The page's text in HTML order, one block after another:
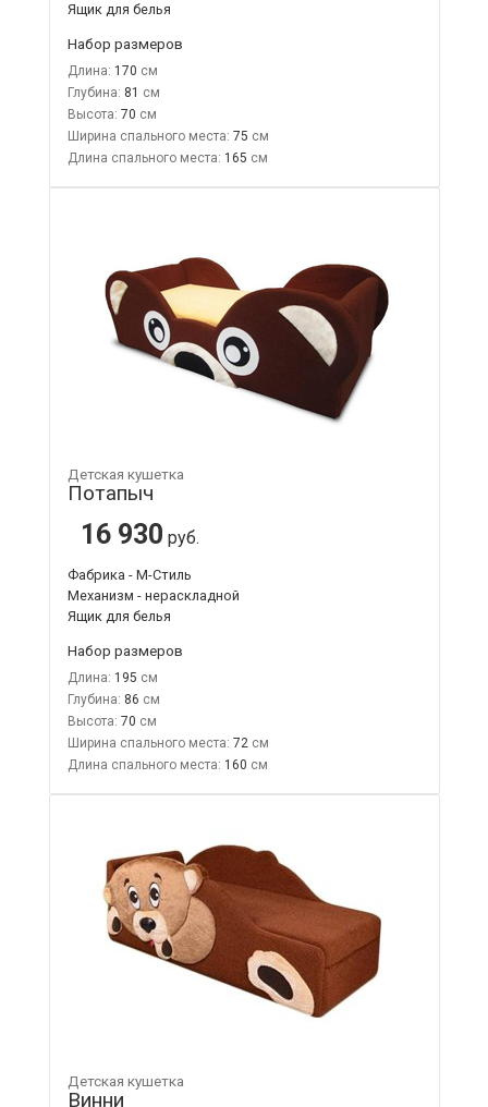
Ящик для белья
Набор размеров
Длина: 170
Глубина: 81
Высота: 70
Ширина спального места: 75
Длина спального места: 165
Детская кушетка
Потапыч
16 930 руб.
Фабрика - М-Стиль
Механизм - нераскладной
Ящик для белья
Набор размеров
Длина: 195
Глубина: 86
Высота: 70
Ширина спального места: 72
Длина спального места: 160
Детская кушетка
Винни